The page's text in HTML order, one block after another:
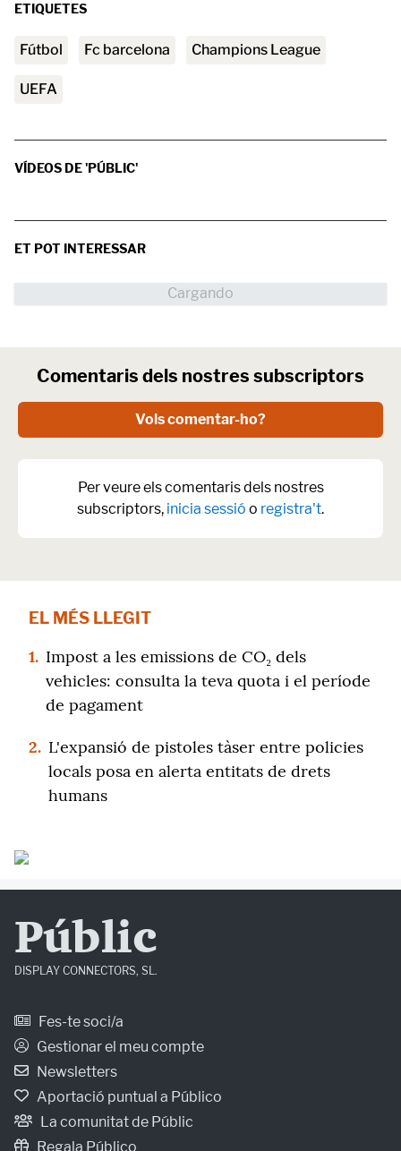
ETIQUETES
Fútbol fc barcelona Champions League
UEFA
VÍDEOS DE 'PÚBLIC'
ET POT INTERESSAR
Comentaris dels nostres subscriptors
Vols comentar-ho?
Per veure els comentaris dels nostres
subscriptors, inicia sessió o registra't.
EL MÉS LLEGIT
1. Impost a les emissions de CO₂ dels
vehicles: consulta la teva quota i el període
de pagament
2. L'expansió de pistoles tàser entre policies
locals posa en alerta entitats de drets
humans
Públic
DISPLAY CONNECTORS, SL.
Fes-te soci/a
Gestionar el meu compte
Newsletters
Aportació puntual a Público
La comunitat de Públic
Regala Público